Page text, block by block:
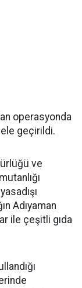
operasyonda
geçirildi.
ve
Adıyaman
ile çeşitli gıda